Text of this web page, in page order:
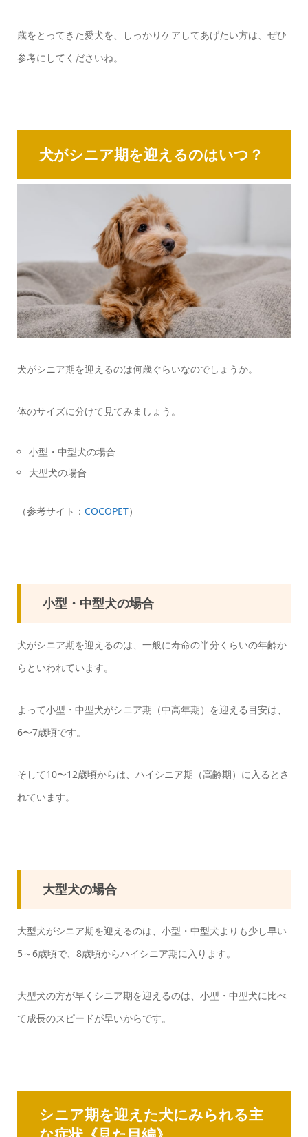
歳をとってきた愛犬を、しっかりケアしてあげたい方は、ぜひ
参考にしてくださいね。
犬がシニア期を迎えるのはいつ？
犬がシニア期を迎えるのは何歳ぐらいなのでしょうか。
体のサイズに分けて見てみましょう。
小型・中型犬の場合
大型犬の場合
（参考サイト： COCOPET）
小型・中型犬の場合
犬がシニア期を迎えるのは、一般に寿命の半分くらいの年齢か
らといわれています。
よって小型・中型犬がシニア期（中高年期）を迎える目安は、
6〜7歳頃です。
そして10〜12歳頃からは、ハイシニア期（高齢期）に入るとさ
れています。
大型犬の場合
大型犬がシニア期を迎えるのは、小型・中型犬よりも少し早い
5～6歳頃で、8歳頃からハイシニア期に入ります。
大型犬の方が早くシニア期を迎えるのは、小型・中型犬に比べ
て成長のスピードが早いからです。
シニア期を迎えた犬にみられる主